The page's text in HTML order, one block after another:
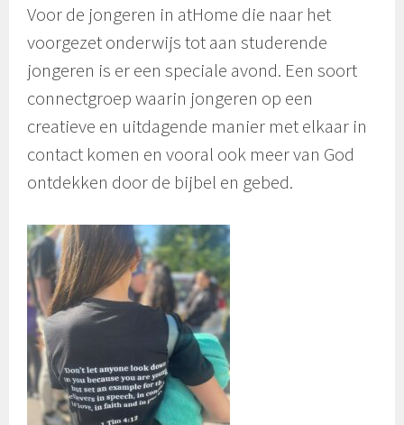
Voor de jongeren in atHome die naar het
voorgezet onderwijs tot aan studerende
jongeren is er een speciale avond. Een soort
connectgroep waarin jongeren op een
creatieve en uitdagende manier met elkaar in
contact komen en vooral ook meer van God
ontdekken door de bijbel en gebed.